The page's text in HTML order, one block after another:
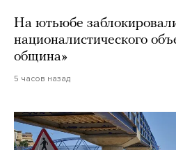
На ютьюбе
националистического
община»
5 часов назад